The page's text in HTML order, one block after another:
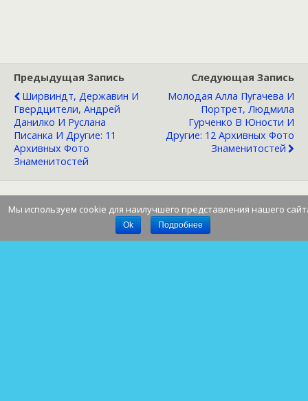
Предыдущая Запись
Ширвиндт, Державин И
Гвердцители, Андрей
Данилко И Руслана
Писанка И Другие: 11
Архивных Фото
Знаменитостей
Следующая Запись
Молодая Алла Пугачева И
Портрет, Людмила
Гурченко В Юности И
Другие: 12 Архивных Фото
Знаменитостей
Мы используем cookie для наилучшего представления нашего
Ok Подробнее
Наверх